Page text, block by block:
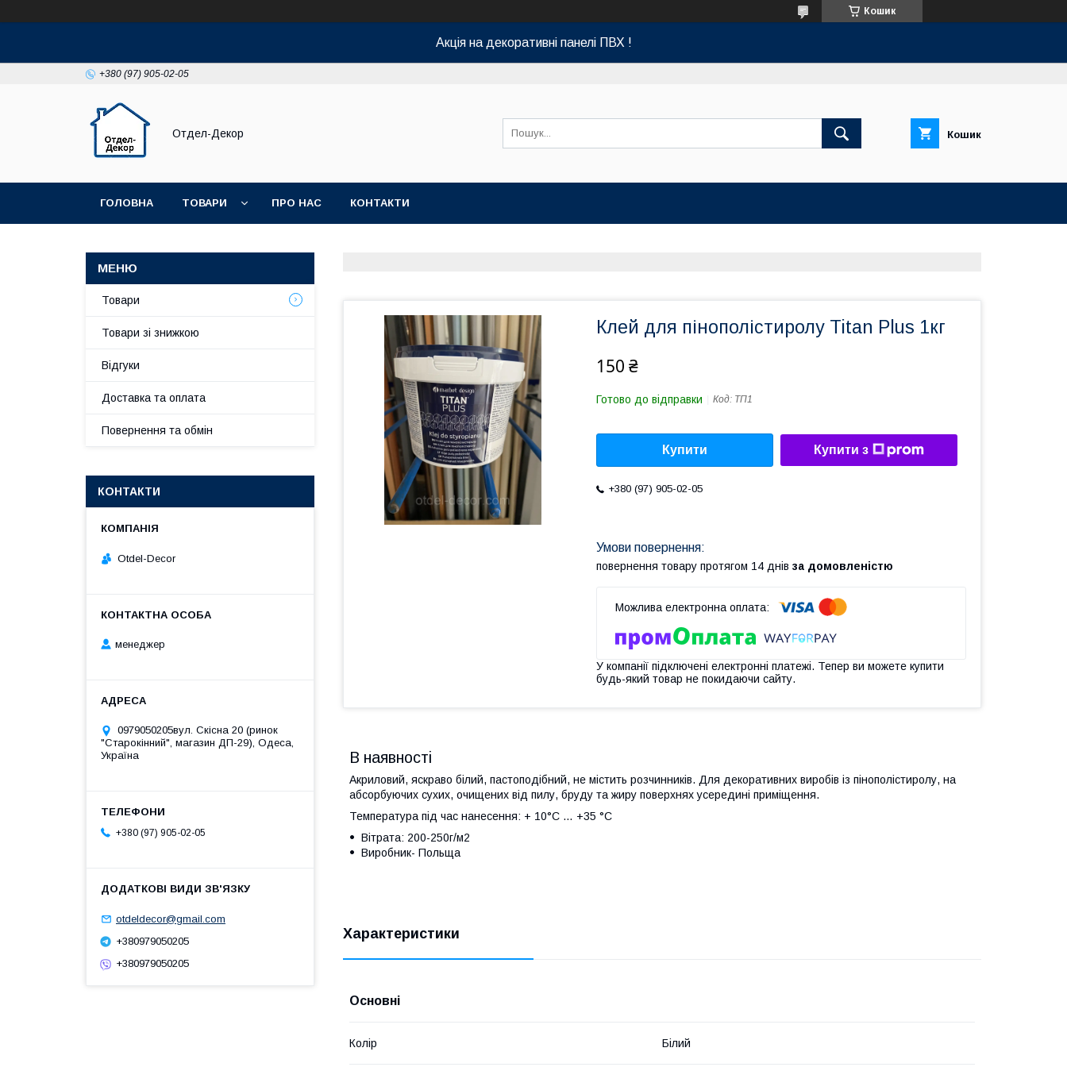
Кошик
Акція на декоративні панелі ПВХ !
+380 (97) 905-02-05
Отдел-Декор Кошик
ГОЛОВНА ТОВАРИ ПРО НАС КОНТАКТИ
Клей для пінополістиролу Titan Plus 1кг
150 ₴
Готово до відправки Код: ТП1
Купити Купити з
+380 (97) 905-02-05
повернення товару протягом 14 днів за домовленістю
У компанії підключені електронні платежі. Тепер ви можете купити
будь-який товар не покидаючи сайту.
В наявності
Акриловий, яскраво білий, пастоподібний, не містить розчинників. Для декоративних виробів із пінополістиролу, на
абсорбуючих сухих, очищених від пилу, бруду та жиру поверхнях усередині приміщення.
Температура під час нанесення: + 10°C … +35 °С
Вітрата: 200-250г/м2
Виробник- Польща
Характеристики
Основні
Колір Білий
Товари
Товари зі знижкою
Відгуки
Доставка та оплата
Повернення та обмін
КОНТАКТИ
Otdel-Decor
менеджер
0979050205вул. Скісна 20 (ринок
"Старокінний", магазин ДП-29), Одеса,
Україна
+380 (97) 905-02-05
otdeldecor@gmail.com
+380979050205
+380979050205